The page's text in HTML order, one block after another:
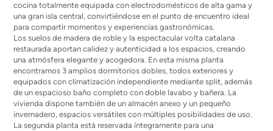
cocina totalmente equipada con electrodomésticos de alta gama y
una gran isla central, convirtiéndose en el punto de encuentro ideal
para compartir momentos y experiencias gastronómicas.
Los suelos de madera de roble y la espectacular volta catalana
restaurada aportan calidez y autenticidad a los espacios, creando
una atmósfera elegante y acogedora. En esta misma planta
encontramos 3 amplios dormitorios dobles, todos exteriores y
equipados con climatización independiente mediante split, además
de un espacioso baño completo con doble lavabo y bañera. La
vivienda dispone también de un almacén anexo y un pequeño
invernadero, espacios versátiles con múltiples posibilidades de uso.
La segunda planta está reservada íntegramente para una